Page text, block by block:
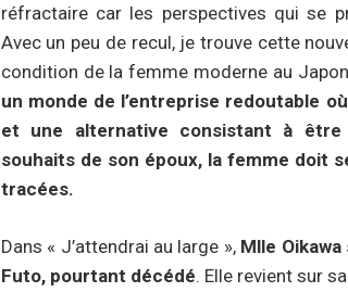
réfractaire car les perspectives qui se
Avec un peu de recul, je trouve cette
condition de la femme moderne au
un monde de l’entreprise redoutable
et une alternative consistant à
souhaits de son époux, la femme doit
tracées.
Dans « J’attendrai au large », Mlle
Futo, pourtant décédé. Elle revient sur